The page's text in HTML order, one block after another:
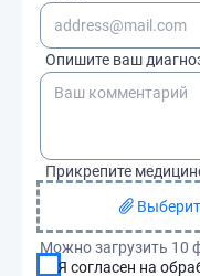
Опишите ваш
Прикрепите
Можно загрузить 10
Я согласен на